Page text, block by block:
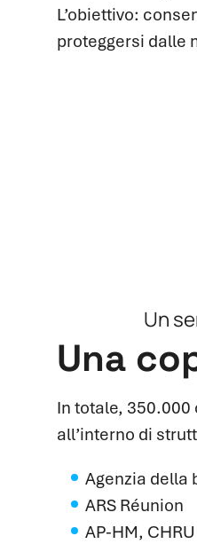
L’obiettivo:
proteggersi dalle
Un
Una
In totale,
all’interno di
Agenzia della
ARS Réunion
AP-HM,